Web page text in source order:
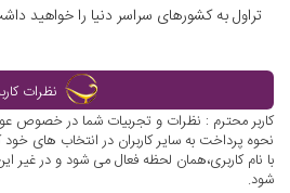
تراول به کشورهای سراسر دنیا را خواهید
نظرات
نحوه پرداخت به سایر کاربران در انتخاب های
با نام کاربری،همان لحظه فعال می شود و در
شود.